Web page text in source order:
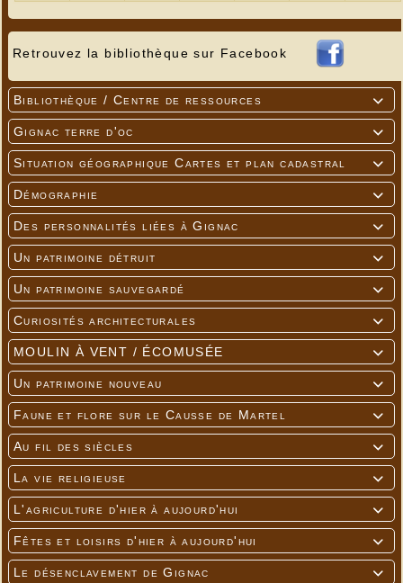
Retrouvez la bibliothèque sur Facebook

Bibliothèque / Centre de ressources

Gignac terre d'oc

Situation géographique Cartes et plan cadastral

Démographie

Des personnalités liées à Gignac

Un patrimoine détruit

Un patrimoine sauvegardé

Curiosités architecturales

MOULIN À VENT / ÉCOMUSÉE

Un patrimoine nouveau

Faune et flore sur le Causse de Martel

Au fil des siècles

La vie religieuse

L'agriculture d'hier à aujourd'hui

Fêtes et loisirs d'hier à aujourd'hui

Le désenclavement de Gignac